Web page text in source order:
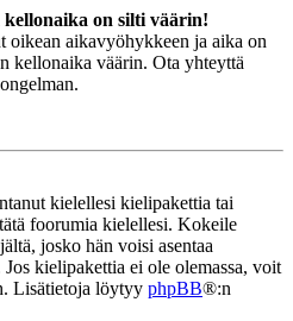
on silti väärin!
oikean aikavyöhykkeen ja aika on
kellonaika väärin. Ota yhteyttä
kielellesi kielipakettia tai
foorumia kielellesi. Kokeile
josko hän voisi asentaa
kielipakettia ei ole olemassa, voit
Lisätietoja löytyy phpBB®:n